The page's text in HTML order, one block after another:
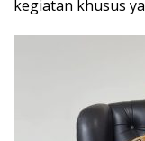
kegiatan khusus